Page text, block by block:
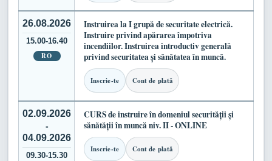
26.08.2026
15.00-16.40
RO
Instruirea la I grupă de securitate electrică.
Instruire privind apărarea împotriva
incendiilor. Instruirea introductiv generală
privind securitatea și sănătatea în muncă.
Inscrie-te Cont de plată
02.09.2026
-
04.09.2026
09.30-15.30
CURS de instruire în domeniul securității și
sănătății în muncă niv. II - ONLINE
Inscrie-te Cont de plată